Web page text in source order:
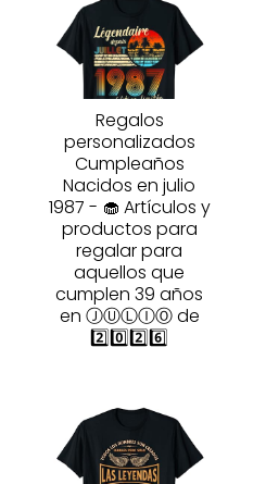
Regalos
personalizados
Cumpleaños
Nacidos en julio
1987 - 🧁 Artículos y
productos para
regalar para
aquellos que
cumplen 39 años
en ⒿⓊⓁⒾⓄ de
2️⃣0️⃣2️⃣6️⃣